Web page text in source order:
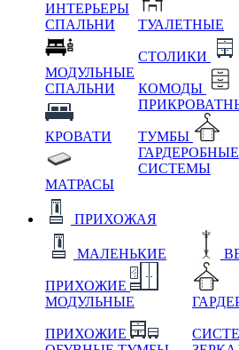
ИНТЕРЬЕРЫ
СПАЛЬНИ
МОДУЛЬНЫЕ
СПАЛЬНИ
КРОВАТИ
МАТРАСЫ
ТУАЛЕТНЫЕ
СТОЛИКИ
КОМОДЫ
ТУМБЫ
ГАРДЕРОБНЫЕ
СИСТЕМЫ
ПРИХОЖАЯ
МАЛЕНЬКИЕ
ПРИХОЖИЕ
МОДУЛЬНЫЕ
ПРИХОЖИЕ